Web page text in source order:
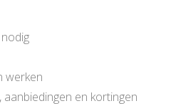
werken
en kortingen